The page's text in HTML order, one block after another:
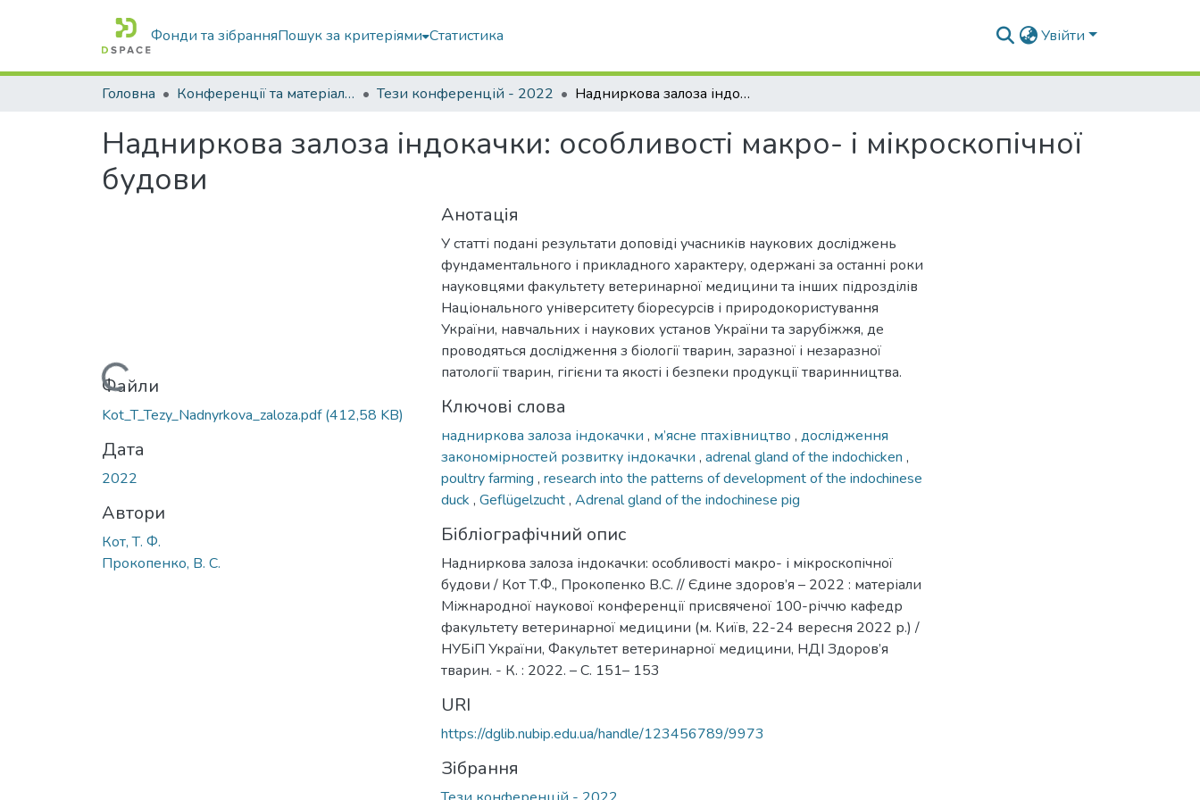
Фонди та зібранняПошук за критеріями Статистика Увійти
Головна Конференції та матеріали конференцій Тези конференцій - 2022 Надниркова залоза індокачки: особливості макро- і мікроскопічної будови
Надниркова залоза індокачки: особливості макро- і мікроскопічної
будови
Вантажиться...
Файли
Kot_T_Tezy_Nadnyrkova_zaloza.pdf(412,58 KB)
Дата
2022
Автори
Кот, Т. Ф.
Прокопенко, В. С.
Анотація
У статті подані результати доповіді учасників наукових досліджень
фундаментального і прикладного характеру, одержані за останні роки
науковцями факультету ветеринарної медицини та інших підрозділів
Національного університету біоресурсів і природокористування
України, навчальних і наукових установ України та зарубіжжя, де
проводяться дослідження з біології тварин, заразної і незаразної
патології тварин, гігієни та якості і безпеки продукції тваринництва.
Ключові слова
надниркова залоза індокачки , м’ясне птахівництво , дослідження
закономірностей розвитку індокачки , adrenal gland of the indochicken ,
poultry farming , research into the patterns of development of the indochinese
duck , Geflügelzucht, Adrenal gland of the indochinese pig
Бібліографічний опис
Надниркова залоза індокачки: особливості макро- і мікроскопічної
будови / Кот Т.Ф., Прокопенко В.С. // Єдине здоров’я – 2022 : матеріали
Міжнародної наукової конференції присвяченої 100-річчю кафедр
факультету ветеринарної медицини (м. Київ, 22-24 вересня 2022 р.) /
НУБіП України, Факультет ветеринарної медицини, НДІ Здоров’я
тварин. - К. : 2022. – С. 151– 153
URI
https://dglib.nubip.edu.ua/handle/123456789/9973
Зібрання